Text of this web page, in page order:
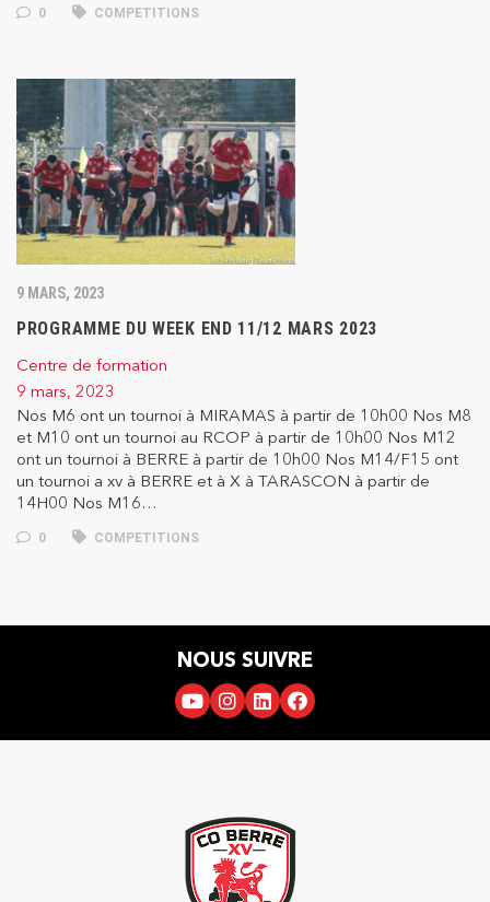
0 COMPETITIONS
9 MARS, 2023
PROGRAMME DU WEEK END 11/12 MARS 2023
Centre de formation
9 mars, 2023
Nos M6 ont un tournoi à MIRAMAS à partir de 10h00 Nos M8
et M10 ont un tournoi au RCOP à partir de 10h00 Nos M12
ont un tournoi à BERRE à partir de 10h00 Nos M14/F15 ont
un tournoi a xv à BERRE et à X à TARASCON à partir de
14H00 Nos M16…
0 COMPETITIONS
NOUS SUIVRE